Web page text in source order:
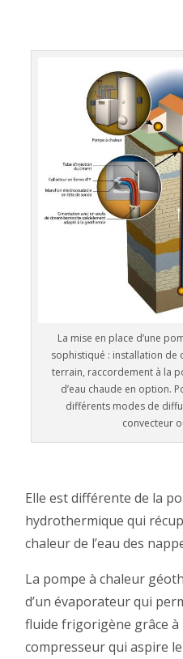
La mise en place d’une
sophistiqué : installation de
terrain, raccordement à la
d’eau chaude en option.
différents modes de
convecteur
Elle est différente de la
hydrothermique qui
chaleur de l’eau des
La pompe à chaleur
d’un évaporateur qui
fluide frigorigène grâce à
compresseur qui aspire